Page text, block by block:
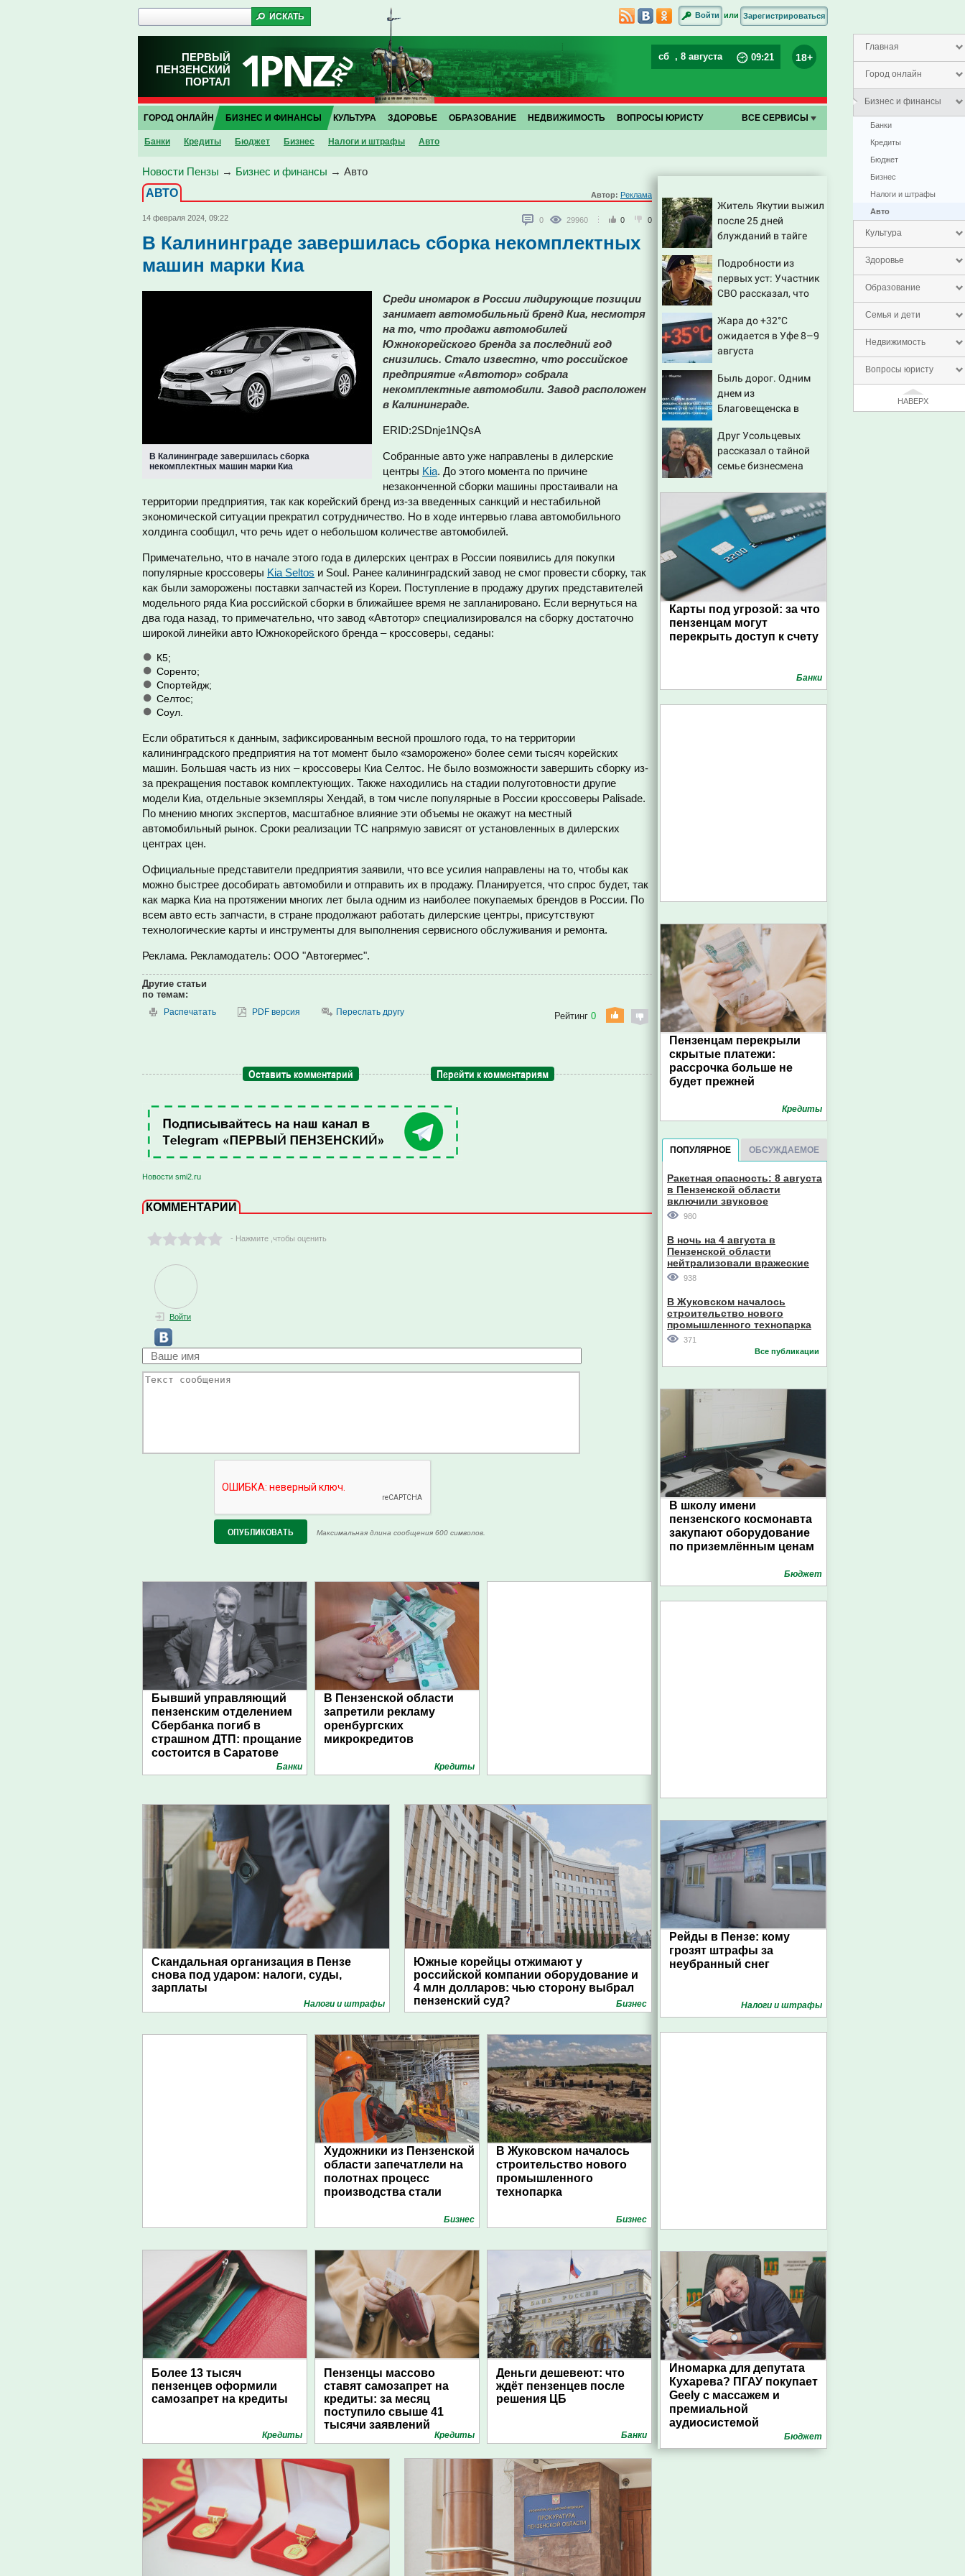
Главная
Город онлайн
Бизнес и финансы
Банки
Кредиты
Бюджет
Бизнес
Налоги и штрафы
Авто
Культура
Здоровье
Образование
Семья и дети
Недвижимость
Вопросы юристу
НАВЕРХ
Войти или Зарегистрироваться
ПЕРВЫЙ
ПЕНЗЕНСКИЙ
ПОРТАЛ
сб , 8 августа 09:21 18+
ГОРОД ОНЛАЙН БИЗНЕС И ФИНАНСЫ
Банки Кредиты Бюджет Бизнес Налоги и штрафы Авто
КУЛЬТУРА ЗДОРОВЬЕ ОБРАЗОВАНИЕ НЕДВИЖИМОСТЬ ВОПРОСЫ ЮРИСТУ ВСЕ СЕРВИСЫ
Новости Пензы → Бизнес и финансы → Авто
АВТО
Автор: Реклама
14 февраля 2024, 09:22 0 29960 0 0
В Калининграде завершилась сборка некомплектных
машин марки Киа
В Калининграде завершилась сборка
некомплектных машин марки Киа
Среди иномарок в России лидирующие позиции
занимает автомобильный бренд Киа, несмотря
на то, что продажи автомобилей
Южнокорейского бренда за последний год
снизились. Стало известно, что российское
предприятие «Автотор» собрала
некомплектные автомобили. Завод расположен
в Калининграде.
ERID:2SDnje1NQsA
Собранные авто уже направлены в дилерские
центры Kia. До этого момента по причине
незаконченной сборки машины простаивали на
территории предприятия, так как корейский бренд из-за введенных санкций и нестабильной
экономической ситуации прекратил сотрудничество. Но в ходе интервью глава автомобильного
холдинга сообщил, что речь идет о небольшом количестве автомобилей.
Примечательно, что в начале этого года в дилерских центрах в России появились для покупки
популярные кроссоверы Kia Seltos и Soul. Ранее калининградский завод не смог провести сборку, так
как были заморожены поставки запчастей из Кореи. Поступление в продажу других представителей
модельного ряда Киа российской сборки в ближайшее время не запланировано. Если вернуться на
два года назад, то примечательно, что завод «Автотор» специализировался на сборку достаточно
широкой линейки авто Южнокорейского бренда – кроссоверы, седаны:
К5;
Соренто;
Спортейдж;
Селтос;
Соул.
Если обратиться к данным, зафиксированным весной прошлого года, то на территории
калининградского предприятия на тот момент было «заморожено» более семи тысяч корейских
машин. Большая часть из них – кроссоверы Киа Селтос. Не было возможности завершить сборку из-
за прекращения поставок комплектующих. Также находились на стадии полуготовности другие
модели Киа, отдельные экземпляры Хендай, в том числе популярные в России кроссоверы Palisade.
По мнению многих экспертов, масштабное влияние эти объемы не окажут на местный
автомобильный рынок. Сроки реализации ТС напрямую зависят от установленных в дилерских
центрах цен.
Официальные представители предприятия заявили, что все усилия направлены на то, чтобы как
можно быстрее дособирать автомобили и отправить их в продажу. Планируется, что спрос будет, так
как марка Киа на протяжении многих лет была одним из наиболее покупаемых брендов в России. По
всем авто есть запчасти, в стране продолжают работать дилерские центры, присутствуют
технологические карты и инструменты для выполнения сервисного обслуживания и ремонта.
Реклама. Рекламодатель: ООО "Автогермес".
Другие статьи
по темам:
Распечатать PDF версия Переслать другу Рейтинг 0
Оставить комментарий Перейти к комментариям
Новости smi2.ru
КОММЕНТАРИИ
- Нажмите ,чтобы оценить
Войти
Максимальная длина сообщения 600 символов.
Бывший управляющий
пензенским отделением
Сбербанка погиб в
страшном ДТП: прощание
состоится в Саратове
Банки
В Пензенской области
запретили рекламу
оренбургских
микрокредитов
Кредиты
Скандальная организация в Пензе
снова под ударом: налоги, суды,
зарплаты
Налоги и штрафы
Южные корейцы отжимают у
российской компании оборудование и
4 млн долларов: чью сторону выбрал
пензенский суд?
Бизнес
Художники из Пензенской
области запечатлели на
полотнах процесс
производства стали
Бизнес
В Жуковском началось
строительство нового
промышленного
технопарка
Бизнес
Более 13 тысяч
пензенцев оформили
самозапрет на кредиты
Кредиты
Пензенцы массово
ставят самозапрет на
кредиты: за месяц
поступило свыше 41
тысячи заявлений
Кредиты
Деньги дешевеют: что
ждёт пензенцев после
решения ЦБ
Банки
Житель Якутии выжил
после 25 дней
блужданий в тайге
Подробности из
первых уст: Участник
СВО рассказал, что
медведем
Жара до +32°C
ожидается в Уфе 8–9
августа
Быль дорог. Одним
днем из
Благовещенска в
почему утке по-
пекински запретили
переходить границу
Друг Усольцевых
рассказал о тайной
семье бизнесмена
Карты под угрозой: за что
пензенцам могут
перекрыть доступ к счету
Банки
Пензенцам перекрыли
скрытые платежи:
рассрочка больше не
будет прежней
Кредиты
ПОПУЛЯРНОЕ ОБСУЖДАЕМОЕ
Ракетная опасность: 8 августа
в Пензенской области
включили звуковое
оповещение
980
В ночь на 4 августа в
Пензенской области
нейтрализовали вражеские
дроны
938
В Жуковском началось
строительство нового
промышленного технопарка
371
Все публикации
В школу имени
пензенского космонавта
закупают оборудование
по приземлённым ценам
Бюджет
Рейды в Пензе: кому
грозят штрафы за
неубранный снег
Налоги и штрафы
Иномарка для депутата
Кухарева? ПГАУ покупает
Geely с массажем и
премиальной
аудиосистемой
Бюджет